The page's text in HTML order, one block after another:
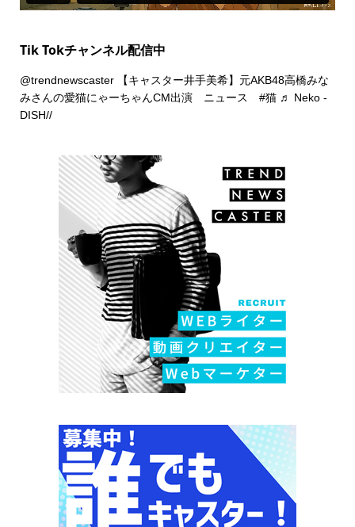
Tik Tokチャンネル配信中
@trendnewscaster【キャスター井手美希】元AKB48高橋みな
みさんの愛猫にゃーちゃんCM出演 ニュース #猫 ♬ Neko -
DISH//